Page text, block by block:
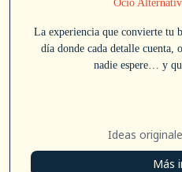
Ocio
La experiencia que convierte tu
día donde cada detalle cuenta,
nadie espere… y
Ideas
Más